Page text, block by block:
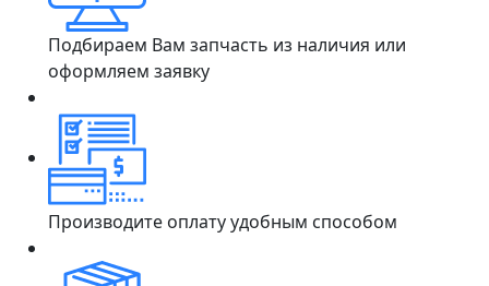
Подбираем Вам запчасть из наличия или
оформляем заявку
Производите оплату удобным способом